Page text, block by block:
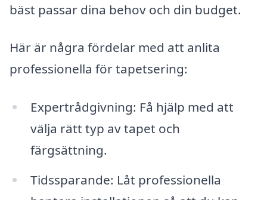
bäst passar dina behov och din budget.
Här är några fördelar med att anlita
professionella för tapetsering:
Expertrådgivning: Få hjälp med att
välja rätt typ av tapet och
färgsättning.
Tidssparande: Låt professionella